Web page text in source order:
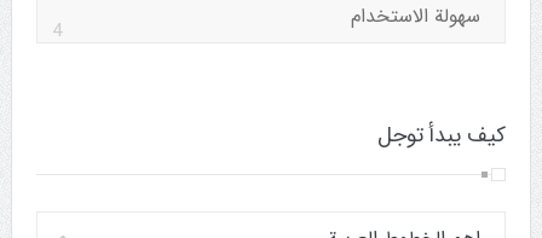
سهولة الاستخدام 4
كيف يبدأ توجل